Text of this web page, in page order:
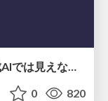
PHP初心者セッション2026 〜生成AIでは見えない裏側を知る：今だからLAMPを通して仕組みを学ぶ〜
0 820